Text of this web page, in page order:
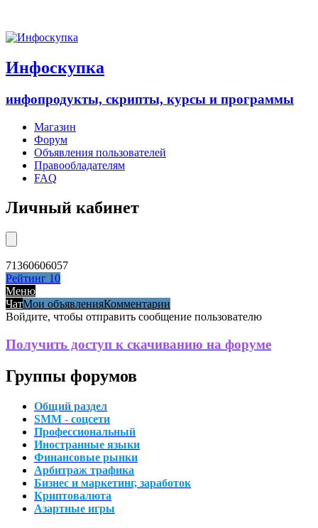
Инфоскупка
инфопродукты, скрипты, курсы и программы
Магазин
Форум
Объявления пользователей
Правообладателям
FAQ
Личный кабинет
71360606057
Рейтинг 10
Меню
ЧатМои объявленияКомментарии
Войдите, чтобы отправить сообщение пользователю
Получить доступ к скачиванию на форуме
Группы форумов
Общий раздел
SMM - соцсети
Профессиональный
Иностранные языки
Финансовые рынки
Арбитраж трафика
Бизнес и маркетинг, заработок
Криптовалюта
Азартные игры